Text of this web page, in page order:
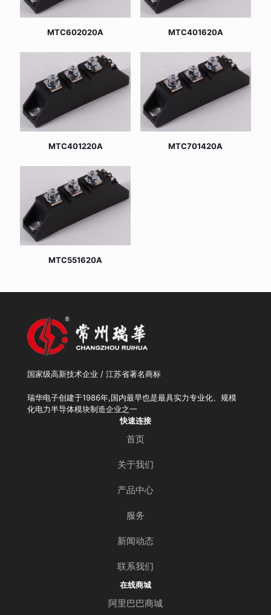
MTC602020A MTC401620A
MTC401220A MTC701420A
MTC551620A
国家级高新技术企业 / 江苏省著名商标
瑞华电子创建于1986年,国内最早也是最具实力专业化、规模
化电力半导体模块制造企业之一
快速连接
首页
关于我们
产品中心
服务
新闻动态
联系我们
在线商城
阿里巴巴商城